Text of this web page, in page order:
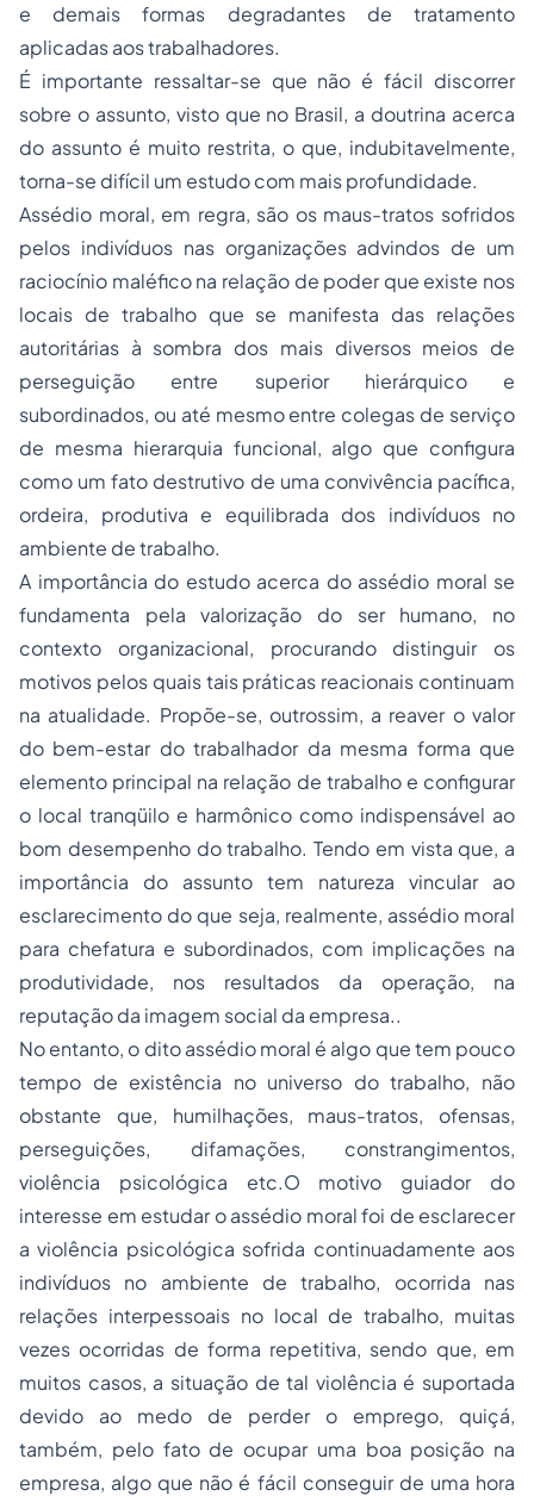
e demais formas degradantes de tratamento
aplicadas aos trabalhadores.
É importante ressaltar-se que não é fácil discorrer
sobre o assunto, visto que no Brasil, a doutrina acerca
do assunto é muito restrita, o que, indubitavelmente,
torna-se difícil um estudo com mais profundidade.
Assédio moral, em regra, são os maus-tratos sofridos
pelos indivíduos nas organizações advindos de um
raciocínio maléfico na relação de poder que existe nos
locais de trabalho que se manifesta das relações
autoritárias à sombra dos mais diversos meios de
perseguição entre superior hierárquico e
subordinados, ou até mesmo entre colegas de serviço
de mesma hierarquia funcional, algo que configura
como um fato destrutivo de uma convivência pacífica,
ordeira, produtiva e equilibrada dos indivíduos no
ambiente de trabalho.
A importância do estudo acerca do assédio moral se
fundamenta pela valorização do ser humano, no
contexto organizacional, procurando distinguir os
motivos pelos quais tais práticas reacionais continuam
na atualidade. Propõe-se, outrossim, a reaver o valor
do bem-estar do trabalhador da mesma forma que
elemento principal na relação de trabalho e configurar
o local tranqüilo e harmônico como indispensável ao
bom desempenho do trabalho. Tendo em vista que, a
importância do assunto tem natureza vincular ao
esclarecimento do que seja, realmente, assédio moral
para chefatura e subordinados, com implicações na
produtividade, nos resultados da operação, na
reputação da imagem social da empresa..
No entanto, o dito assédio moral é algo que tem pouco
tempo de existência no universo do trabalho, não
obstante que, humilhações, maus-tratos, ofensas,
perseguições, difamações, constrangimentos,
violência psicológica etc.O motivo guiador do
interesse em estudar o assédio moral foi de esclarecer
a violência psicológica sofrida continuadamente aos
indivíduos no ambiente de trabalho, ocorrida nas
relações interpessoais no local de trabalho, muitas
vezes ocorridas de forma repetitiva, sendo que, em
muitos casos, a situação de tal violência é suportada
devido ao medo de perder o emprego, quiçá,
também, pelo fato de ocupar uma boa posição na
empresa, algo que não é fácil conseguir de uma hora